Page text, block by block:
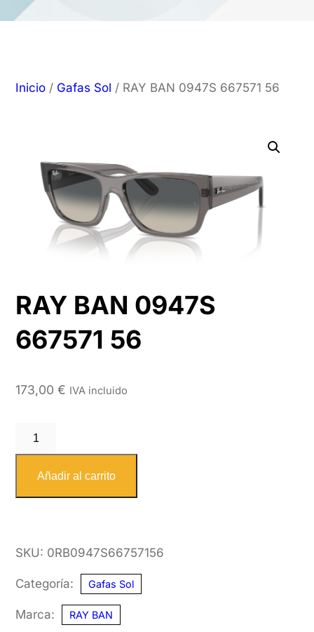
Inicio / Gafas Sol / RAY BAN 0947S 667571 56
RAY BAN 0947S
667571 56
173,00€ IVA incluido
RAY
BAN
0947SAñadir al carrito
SKU: 0RB0947S66757156
Categoría: Gafas Sol
Marca: RAY BAN